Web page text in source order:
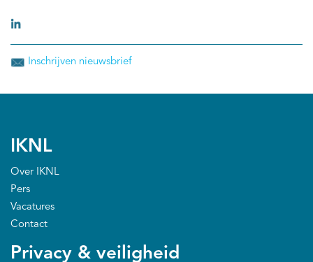
Inschrijven nieuwsbrief
IKNL
Over IKNL
Pers
Vacatures
Contact
Privacy & veiligheid